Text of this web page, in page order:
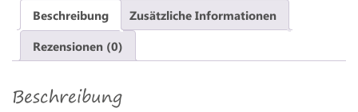
MengeBeschreibung
Zusätzliche Informationen
Rezensionen (0)
Beschreibung